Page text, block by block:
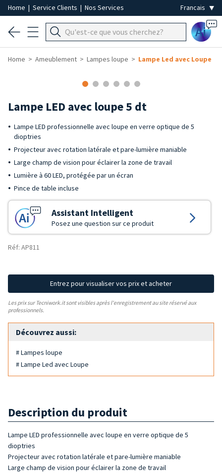
Home | Service Clients | Nos Services
Ai
Home Ameublement Lampes loupe Lampe Led avec Loupe
Lampe LED avec loupe 5 dt
Lampe LED professionnelle avec loupe en verre optique de 5
dioptries
Projecteur avec rotation latérale et pare-lumière maniable
Large champ de vision pour éclairer la zone de travail
Lumière à 60 LED, protégée par un écran
Pince de table incluse
Assistant Intelligent
Posez une question sur ce produit
Réf: AP811
Entrez pour visualiser vos prix et acheter
Les prix sur Tecniwork.it sont visibles après l'enregistrement au site réservé aux
professionnels.
Découvrez aussi:
# Lampes loupe
# Lampe Led avec Loupe
Description du produit
Lampe LED professionnelle avec loupe en verre optique de 5
dioptries
Projecteur avec rotation latérale et pare-lumière maniable
Large champ de vision pour éclairer la zone de travail